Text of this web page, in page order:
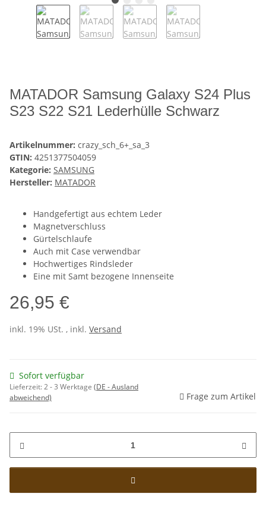
MATADOR Samsung Galaxy S24 Plus
S23 S22 S21 Lederhülle Schwarz
Artikelnummer: crazy_sch_6+_sa_3
GTIN: 4251377504059
Kategorie: SAMSUNG
Hersteller: MATADOR
Handgefertigt aus echtem Leder
Magnetverschluss
Gürtelschlaufe
Auch mit Case verwendbar
Hochwertiges Rindsleder
Eine mit Samt bezogene Innenseite
26,95 €
inkl. 19% USt. , inkl. Versand
Sofort verfügbar
Lieferzeit:2 - 3 Werktage (DE - Ausland
abweichend)
Frage zum Artikel